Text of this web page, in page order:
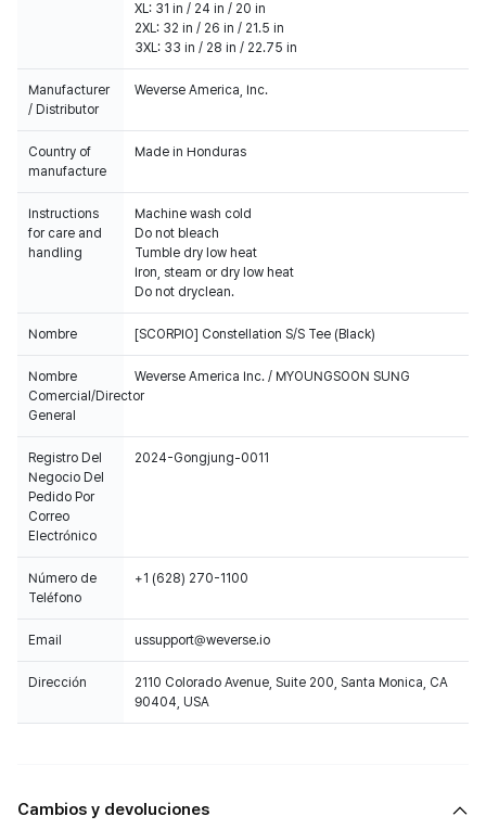
XL: 31 in / 24 in / 20 in
2XL: 32 in / 26 in / 21.5 in
3XL: 33 in / 28 in / 22.75 in
Manufacturer
/ Distributor
Weverse America, Inc.
Country of
manufacture
Made in Honduras
Instructions
for care and
handling
Machine wash cold
Do not bleach
Tumble dry low heat
Iron, steam or dry low heat
Do not dryclean.
Nombre [SCORPIO] Constellation S/S Tee (Black)
Nombre
Comercial/Director
General
Weverse America Inc. / MYOUNGSOON SUNG
Registro Del
Negocio Del
Pedido Por
Correo
Electrónico
2024-Gongjung-0011
Número de
Teléfono
+1 (628) 270-1100
Email ussupport@weverse.io
Dirección
2110 Colorado Avenue, Suite 200, Santa Monica, CA
90404, USA
Cambios y devoluciones